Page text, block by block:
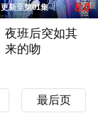
更新至第01集 8.0
夜班后突如其
来的吻
最后页